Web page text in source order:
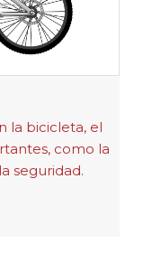
la bicicleta, el
como la
seguridad.